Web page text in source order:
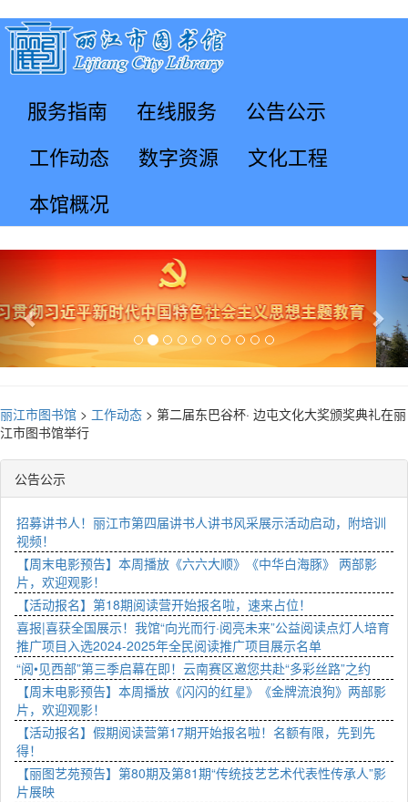
服务指南 在线服务
公告公示
工作动态
数字资源
文化工程
本馆概况
Previous
丽江市图书馆 > 工作动态 > 第二届东巴谷杯· 边屯文化大奖颁奖典礼在丽
江市图书馆举行
公告公示
招募讲书人！丽江市第四届讲书人讲书风采展示活动启动，附培训
视频！
【周末电影预告】本周播放《六六大顺》《中华白海豚》 两部影
片，欢迎观影！
【活动报名】第18期阅读营开始报名啦，速来占位！
喜报|喜获全国展示！我馆“向光而行·阅亮未来”公益阅读点灯人培育
推广项目入选2024-2025年全民阅读推广项目展示名单
“阅•见西部”第三季启幕在即！云南赛区邀您共赴“多彩丝路”之约
【周末电影预告】本周播放《闪闪的红星》《金牌流浪狗》两部影
片，欢迎观影！
【活动报名】假期阅读营第17期开始报名啦！名额有限，先到先
得！
【丽图艺苑预告】第80期及第81期“传统技艺艺术代表性传承人”影
片展映